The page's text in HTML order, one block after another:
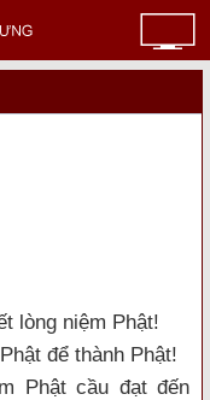
lòng niệm Phật!
để thành Phật!
Phật cầu đạt đến